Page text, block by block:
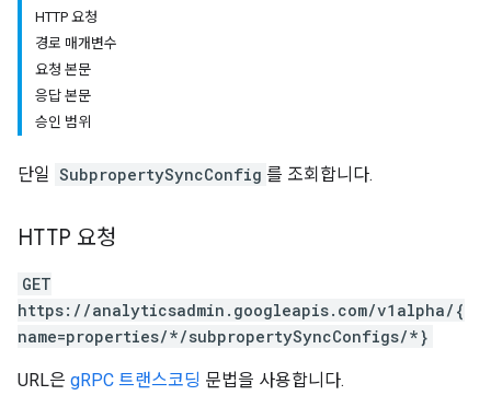
HTTP 요청
경로 매개변수
요청 본문
응답 본문
승인 범위
단일 SubpropertySyncConfig 를 조회합니다.
HTTP 요청
GET
https://analyticsadmin.googleapis.com/v1alpha/{
name=properties/*/subpropertySyncConfigs/*}
URL은 gRPC 트랜스코딩 문법을 사용합니다.